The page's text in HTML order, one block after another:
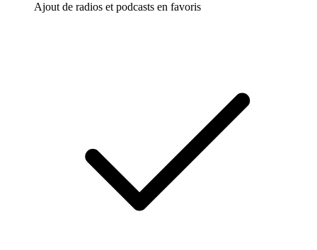
Ajout de radios et podcasts en favoris